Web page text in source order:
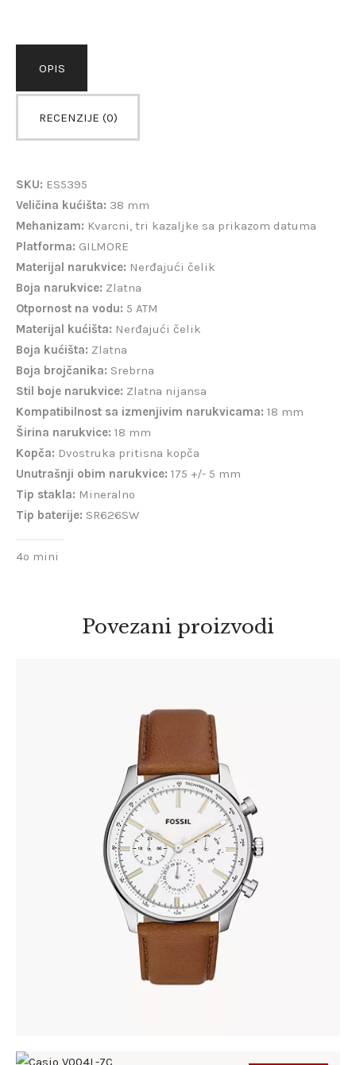
OPIS
RECENZIJE (0)
SKU: ES5395
Veličina kućišta: 38 mm
Mehanizam: Kvarcni, tri kazaljke sa prikazom datuma
Platforma: GILMORE
Materijal narukvice: Nerđajući čelik
Boja narukvice: Zlatna
Otpornost na vodu: 5 ATM
Materijal kućišta: Nerđajući čelik
Boja kućišta: Zlatna
Boja brojčanika: Srebrna
Stil boje narukvice: Zlatna nijansa
Kompatibilnost sa izmenjivim narukvicama: 18 mm
Širina narukvice: 18 mm
Kopča: Dvostruka pritisna kopča
Unutrašnji obim narukvice: 175 +/- 5 mm
Tip stakla: Mineralno
Tip baterije: SR626SW
4o mini
Povezani proizvodi
FOSSIL BQ2748
345 00 KM